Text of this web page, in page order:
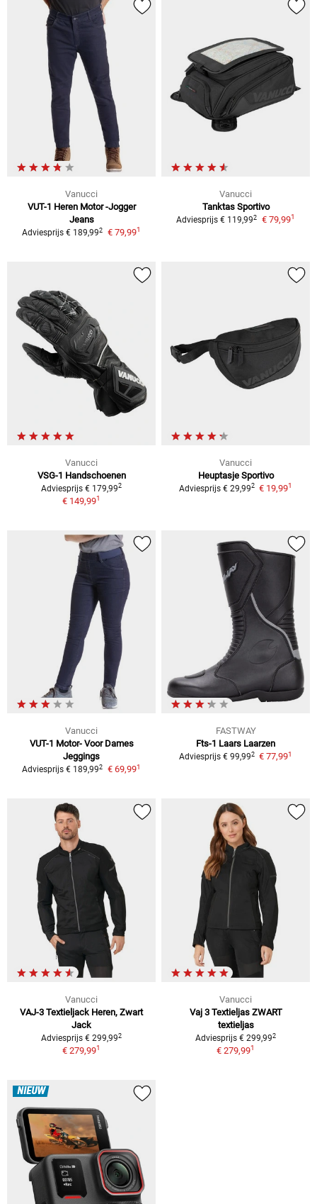
Vanucci
VUT-1 Heren Motor -Jogger
Jeans
Adviesprijs € 189,992 € 79,991
Vanucci
Tanktas Sportivo
Adviesprijs € 119,992 € 79,991
Vanucci
VSG-1 Handschoenen
Adviesprijs € 179,992
€ 149,991
Vanucci
Heuptasje Sportivo
Adviesprijs € 29,992 € 19,991
Vanucci
VUT-1 Motor- Voor Dames
Jeggings
Adviesprijs € 189,992 € 69,991
FASTWAY
Fts-1 Laars Laarzen
Adviesprijs € 99,992 € 77,991
Vanucci
VAJ-3 Textieljack Heren, Zwart
Jack
Adviesprijs € 299,992
€ 279,991
Vanucci
Vaj 3 Textieljas ZWART
textieljas
Adviesprijs € 299,992
€ 279,991
NIEUW